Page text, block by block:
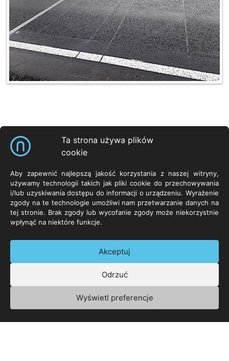
Ta strona używa plików
cookie
Aby zapewnić najlepszą jakość korzystania z naszej witryny,
używamy technologii takich jak pliki cookie do przechowywania
i/lub uzyskiwania dostępu do informacji o urządzeniu. Wyrażenie
zgody na te technologie umożliwi nam przetwarzanie danych na
tej stronie. Brak zgody lub wycofanie zgody może niekorzystnie
wpłynąć na niektóre funkcje.
Akceptuj
Odrzuć
Wyświetl preferencje
Skróty
NeuroCar Sp. z o.o.
ul. Życzliwa 8
53-030 Wrocław
POLSKA
Produkty
Systemy
Sprzęt
Oprogramowanie
Zasoby
Neurosoft.pl
Polityka Prywatności
Zarządzaj plikami cookie